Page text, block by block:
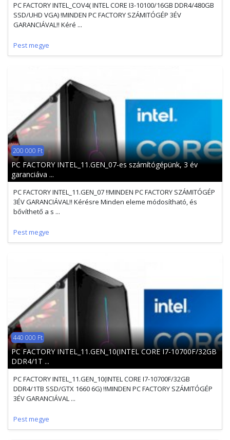
PC FACTORY INTEL_COV4( INTEL CORE I3-10100/16GB DDR4/480GB
SSD/UHD VGA) !MINDEN PC FACTORY SZÁMITÓGÉP 3ÉV
GARANCIÁVAL!! Kéré ...
Pest megye
200 000 Ft
PC FACTORY INTEL_11.GEN_07-es számítógépünk, 3 év
garanciáva ...
PC FACTORY INTEL_11.GEN_07 !!MINDEN PC FACTORY SZÁMITÓGÉP
3ÉV GARANCIÁVAL!! Kérésre Minden eleme módosítható, és
bővíthető a s ...
Pest megye
440 000 Ft
PC FACTORY INTEL_11.GEN_10(INTEL CORE I7-10700F/32GB
DDR4/1T ...
PC FACTORY INTEL_11.GEN_10(INTEL CORE I7-10700F/32GB
DDR4/1TB SSD/GTX 1660 6G) !!MINDEN PC FACTORY SZÁMITÓGÉP
3ÉV GARANCIÁVAL ...
Pest megye